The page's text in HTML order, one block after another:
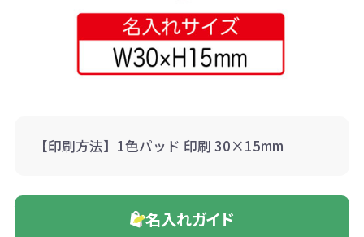
【印刷方法】1色パッド 印刷 30×15mm
名入れガイド